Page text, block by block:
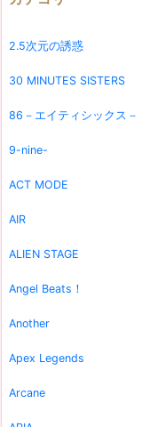
2.5次元の誘惑
30 MINUTES SISTERS
86－エイティシックス－
9-nine-
ACT MODE
AIR
ALIEN STAGE
Angel Beats！
Another
Apex Legends
Arcane